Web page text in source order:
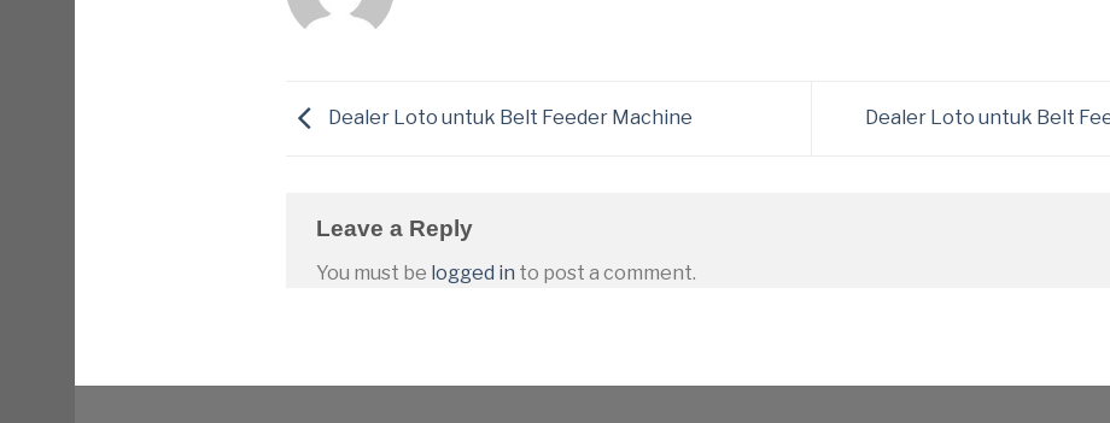
Dealer Loto untuk Belt Feeder Machine Dealer Loto untuk Belt
Leave a Reply
You must be logged in to post a comment.